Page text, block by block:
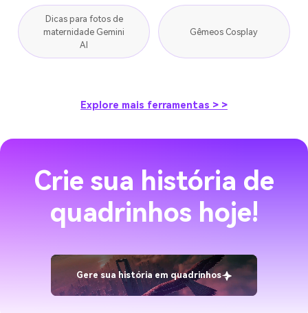
Dicas para fotos de
maternidade Gemini
AI
Gêmeos Cosplay
Explore mais ferramentas > >
Crie sua história de
quadrinhos hoje!
Gere sua história em quadrinhos